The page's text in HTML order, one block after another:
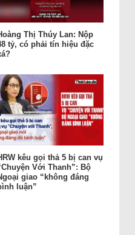
Thị Thúy Lan: Nộp
tỷ, có phải tín hiệu đặc
kêu gọi thả 5 bị can vụ
Với Thanh”: Bộ
giao “không đáng
luận”